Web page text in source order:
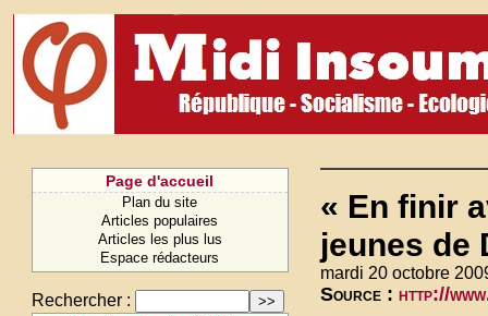
Page d'accueil
Plan du site
Articles populaires
Articles les plus lus
Espace rédacteurs
Rechercher :
« En finir
jeunes de
mardi 20 octobre
Source : http://